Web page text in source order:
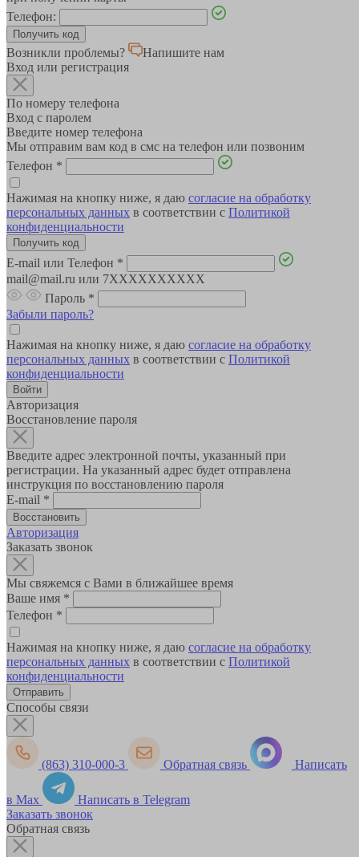
Телефон:
Возникли проблемы?
Напишите нам
Вход или регистрация
По номеру телефона
Вход с паролем
Введите номер телефона
Мы отправим вам код в смс на телефон или позвоним
Телефон *
Нажимая на кнопку ниже, я даю согласие на обработку
персональных данных в соответствии с Политикой
конфиденциальности
E-mail или Телефон *
mail@mail.ru или 7XXXXXXXXXX
Пароль *
Забыли пароль?
Нажимая на кнопку ниже, я даю согласие на обработку
персональных данных в соответствии с Политикой
конфиденциальности
Авторизация
Восстановление пароля
Введите адрес электронной почты, указанный при
регистрации. На указанный адрес будет отправлена
инструкция по восстановлению пароля
E-mail *
Авторизация
Заказать звонок
Мы свяжемся с Вами в ближайшее время
Ваше имя *
Телефон *
Нажимая на кнопку ниже, я даю согласие на обработку
персональных данных в соответствии с Политикой
конфиденциальности
Способы связи
(863) 310-000-3 Обратная связь Написать
в Max
Написать в Telegram
Заказать звонок
Обратная связь